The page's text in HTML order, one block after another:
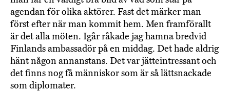
agendan för olika aktörer. Fast det märker man
först efter när man kommit hem. Men framförallt
är det alla möten. Igår råkade jag hamna bredvid
Finlands ambassadör på en middag. Det hade aldrig
hänt någon annanstans. Det var jätteintressant och
det finns nog få människor som är så lättsnackade
som diplomater.